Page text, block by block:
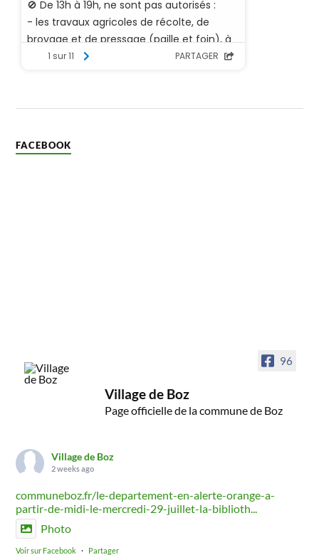
FACEBOOK
96
Village de Boz
Page officielle de la commune de Boz
Village de Boz
2 weeks ago
communeboz.fr/le-departement-en-alerte-orange-a-
partir-de-midi-le-mercredi-29-juillet-la-biblioth...
Photo
Voir sur Facebook · Partager